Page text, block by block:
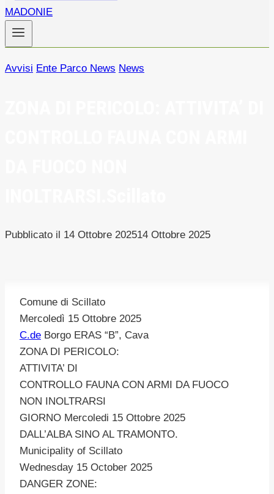
Avvisi Ente Parco News News
Pubblicato il 14 Ottobre 202514 Ottobre 2025
Comune di Scillato
Mercoledì 15 Ottobre 2025
C.de Borgo ERAS “B”, Cava
ZONA DI PERICOLO:
ATTIVITA’ DI
CONTROLLO FAUNA CON ARMI DA FUOCO
NON INOLTRARSI
GIORNO Mercoledi 15 Ottobre 2025
DALL’ALBA SINO AL TRAMONTO.
Municipality of Scillato
Wednesday 15 October 2025
DANGER ZONE: